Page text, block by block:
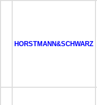
HORSTMANN&SCHWARZ